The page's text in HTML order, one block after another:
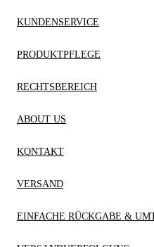
KUNDENSERVICE
PRODUKTPFLEGE
RECHTSBEREICH
ABOUT US
KONTAKT
VERSAND
EINFACHE RÜCKGABE &